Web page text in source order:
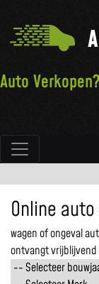
Auto Verkopen?
Online
wagen of ongeval
ontvangt vrijblijvend